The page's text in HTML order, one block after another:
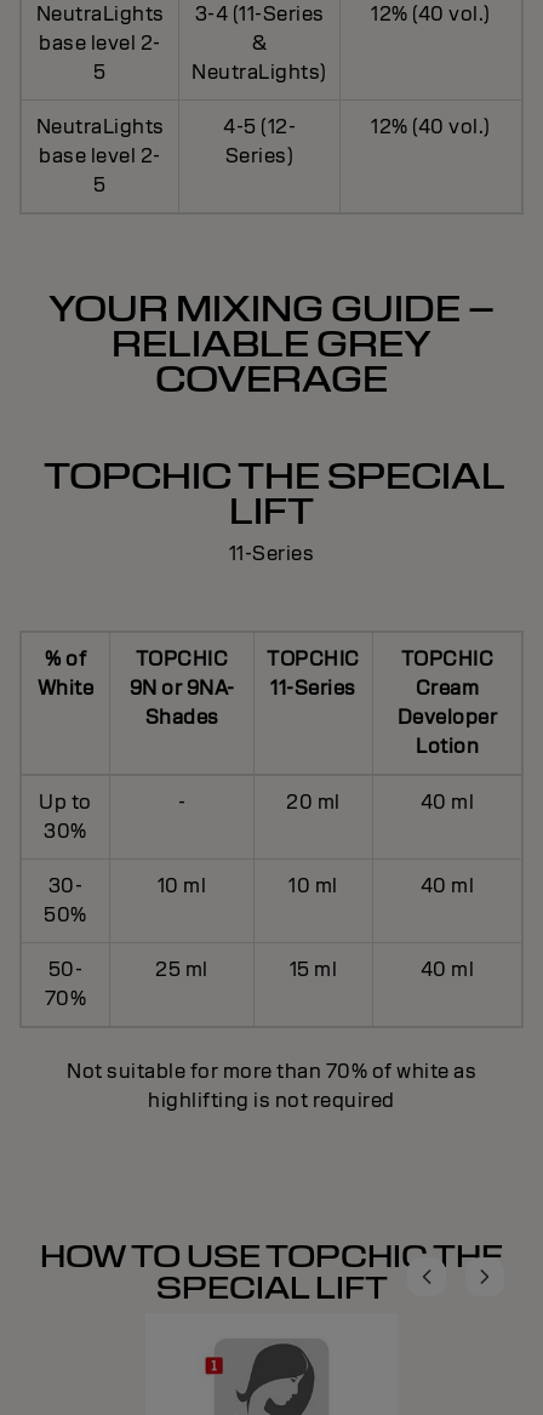
NeutraLights
base level 2-
5
3-4 (11-Series
&
NeutraLights)
12% (40 vol.)
NeutraLights
base level 2-
5
4-5 (12-
Series)
12% (40 vol.)
YOUR MIXING GUIDE –
RELIABLE GREY
COVERAGE
TOPCHIC THE SPECIAL
LIFT
11-Series
% of
White
TOPCHIC
9N or 9NA-
Shades
TOPCHIC
11-Series
TOPCHIC
Cream
Developer
Lotion
Up to
30%
- 20 ml 40 ml
30-
50%
10 ml 10 ml 40 ml
50-
70%
25 ml 15 ml 40 ml
Not suitable for more than 70% of white as
highlifting is not required
HOW TO USE TOPCHIC THE
SPECIAL LIFT